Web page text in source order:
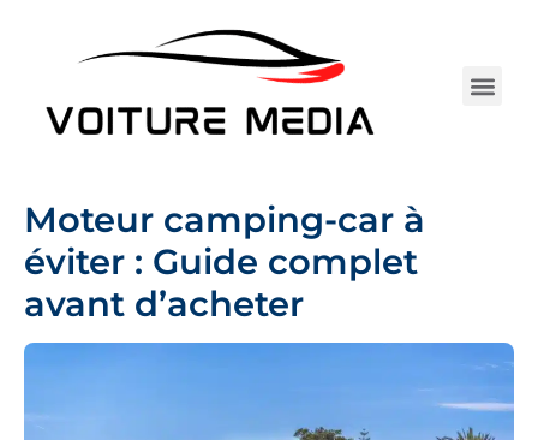
Moteur camping-car à
éviter : Guide complet
avant d’acheter